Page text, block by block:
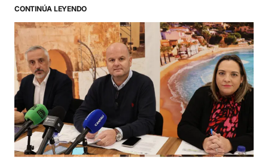
CONTINÚA LEYENDO